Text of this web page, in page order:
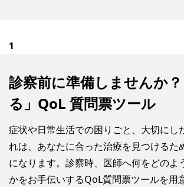
1
診察前に準備しませんか
る」QoL 質問票ツール
症状や日常生活での困りごと、大切に
れは、あなたに合った治療を見つけるた
になります。診察時、医師へ何をどのよ
かをお手伝いするQoL質問票ツールを用